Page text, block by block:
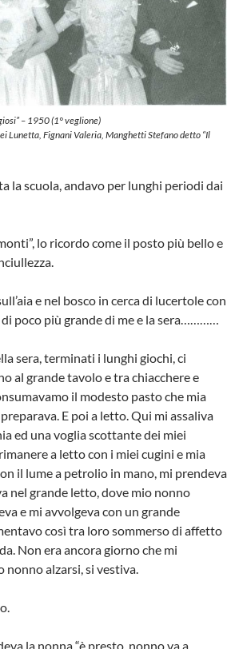
– 1950 (1° veglione)
Lunetta, Fignani Valeria, Manghetti Stefano detto “Il
la scuola, andavo per lunghi periodi dai
lo ricordo come il posto più bello e
e nel bosco in cerca di lucertole con
di poco più grande di me e la sera…………
sera, terminati i lunghi giochi, ci
al grande tavolo e tra chiacchere e
il modesto pasto che mia
preparava. E poi a letto. Qui mi assaliva
ed una voglia scottante dei miei
a letto con i miei cugini e mia
il lume a petrolio in mano, mi prendeva
nel grande letto, dove mio nonno
e mi avvolgeva con un grande
così tra loro sommerso di affetto
Non era ancora giorno che mi
nonno alzarsi, si vestiva.
la nonna “è presto, nonno va a